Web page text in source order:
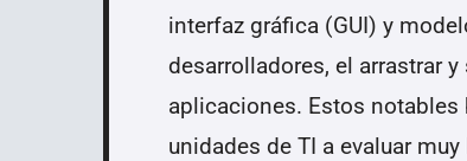
interfaz gráfica (GUI) y
desarrolladores, el arrastrar
aplicaciones. Estos
unidades de TI a evaluar